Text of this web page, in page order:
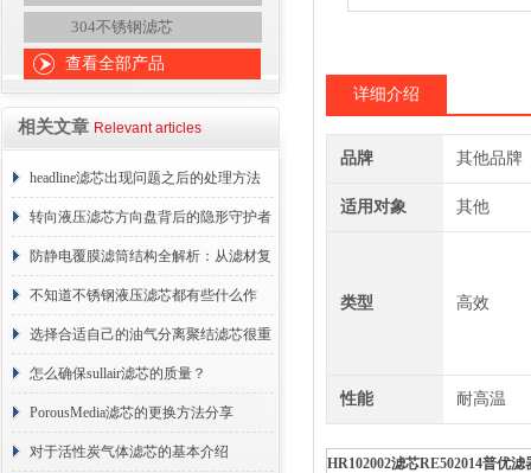
304不锈钢滤芯
查看全部产品
相关文章 Relevant articles
headline滤芯出现问题之后的处理方法
分享
转向液压滤芯方向盘背后的隐形守护者
防静电覆膜滤筒结构全解析：从滤材复
合到整体成型
不知道不锈钢液压滤芯都有些什么作
用？进来看
选择合适自己的油气分离聚结滤芯很重
要
怎么确保sullair滤芯的质量？
PorousMedia滤芯的更换方法分享
对于活性炭气体滤芯的基本介绍
详细介绍
品牌 其他品牌
适用对象 其他
类型 高效
性能 耐高温
HR102002滤芯RE502014普优滤